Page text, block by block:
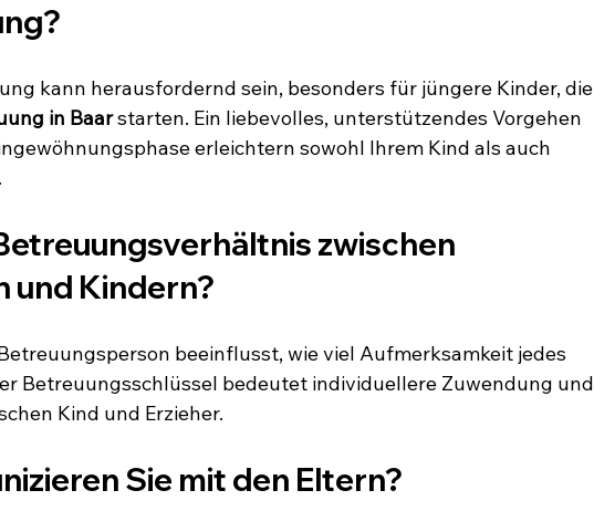
kann herausfordernd sein, besonders für jüngere Kinder, die
in Baar starten. Ein liebevolles, unterstützendes Vorgehen
erleichtern sowohl Ihrem Kind als auch
zwischen
und Kindern?
beeinflusst, wie viel Aufmerksamkeit jedes
Betreuungsschlüssel bedeutet individuellere Zuwendung und
Kind und Erzieher.
Sie mit den Eltern?